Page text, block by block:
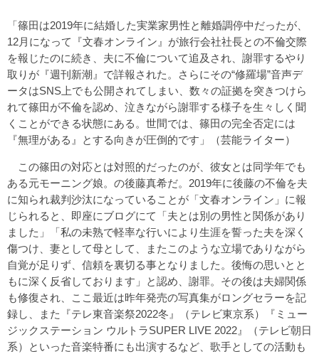
「篠田は2019年に結婚した実業家男性と離婚調停中だったが、
12月になって『文春オンライン』が旅行会社社長との不倫交際
を報じたのに続き、夫に不倫について追及され、謝罪するやり
取りが『週刊新潮』で詳報された。さらにその“修羅場”音声デ
ータはSNS上でも公開されてしまい、数々の証拠を突きつけら
れて篠田が不倫を認め、泣きながら謝罪する様子を生々しく聞
くことができる状態にある。世間では、篠田の完全否定には
『無理がある』とする向きが圧倒的です」（芸能ライター）
この篠田の対応とは対照的だったのが、彼女とは同学年でも
ある元モーニング娘。の後藤真希だ。2019年に後藤の不倫を夫
に知られ裁判沙汰になっていることが「文春オンライン」に報
じられると、即座にブログにて「夫とは別の男性と関係があり
ました」「私の未熟で軽率な行いにより生涯を誓った夫を深く
傷つけ、妻として母として、またこのような立場でありながら
自覚が足りず、信頼を裏切る事となりました。後悔の思いとと
もに深く反省しております」と認め、謝罪。その後は夫婦関係
も修復され、ここ最近は昨年発売の写真集がロングセラーを記
録し、また『テレ東音楽祭2022冬』（テレビ東京系）『ミュー
ジックステーション ウルトラSUPER LIVE 2022』（テレビ朝日
系）といった音楽特番にも出演するなど、歌手としての活動も